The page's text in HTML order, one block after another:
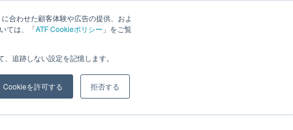
合わせた顧客体験や広告の提供、およ
ては、「ATF Cookieポリシー 」をご覧
追跡しない設定を記憶します。
Cookieを許可する 拒否する
ッジ ブログ 会社概要